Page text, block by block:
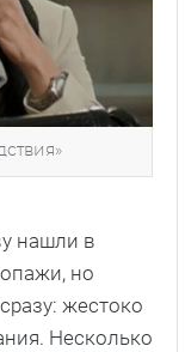
нашли в
но
жестоко
Несколько